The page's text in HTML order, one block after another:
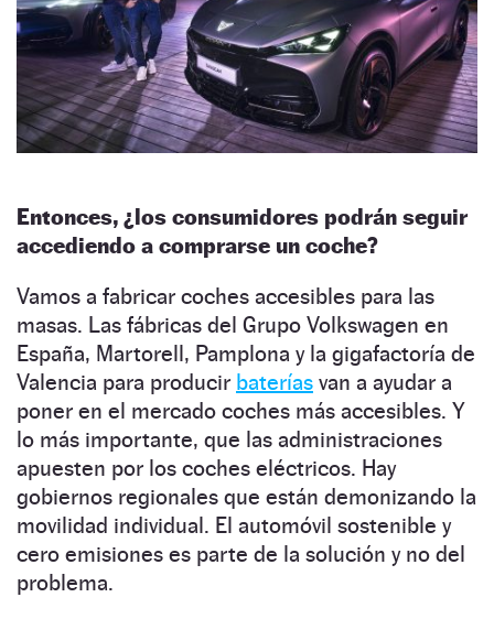
Entonces, ¿los consumidores podrán seguir
accediendo a comprarse un coche?
Vamos a fabricar coches accesibles para las
masas. Las fábricas del Grupo Volkswagen en
España, Martorell, Pamplona y la gigafactoría de
Valencia para producir baterías van a ayudar a
poner en el mercado coches más accesibles. Y
lo más importante, que las administraciones
apuesten por los coches eléctricos. Hay
gobiernos regionales que están demonizando la
movilidad individual. El automóvil sostenible y
cero emisiones es parte de la solución y no del
problema.